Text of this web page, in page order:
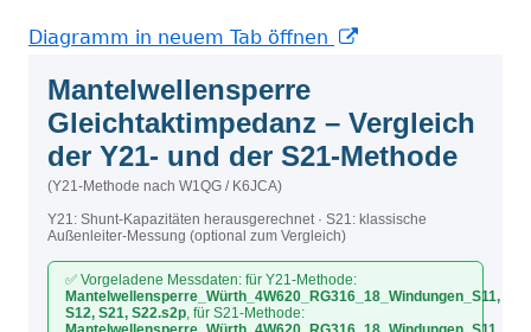
Diagramm in neuem Tab öffnen
öffnen